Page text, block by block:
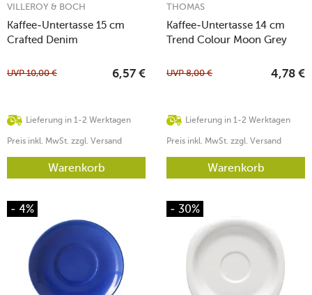
Kaffee-Untertasse 15 cm
Crafted Denim
VILLEROY & BOCH
Lieferung in 1-2 Werktagen
UVP10,00 € 6,57 €
Preis inkl. MwSt. zzgl. Versand
Warenkorb
Kaffee-Untertasse 14 cm
Trend Colour Moon Grey
THOMAS
Lieferung in 1-2 Werktagen
UVP8,00 € 4,78 €
Preis inkl. MwSt. zzgl. Versand
Warenkorb
- 4% - 30%